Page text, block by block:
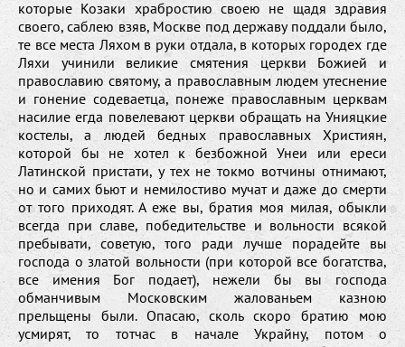
которые Козаки храбростию своею не щадя здравия
своего, саблею взяв, Москве под державу поддали было,
те все места Ляхом в руки отдала, в которых городех где
Ляхи учинили великие смятения церкви Божией и
православию святому, а православным людем утеснение
и гонение содеваетца, понеже православным церквам
насилие егда повелевают церкви обращать на Унияцкие
костелы, а людей бедных православных Християн,
которой бы не хотел к безбожной Унеи или ереси
Латинской пристати, у тех не токмо вотчины отнимают,
но и самих бьют и немилостиво мучат и даже до смерти
от того приходят. А еже вы, братия моя милая, обыкли
всегда при славе, победительстве и вольности всякой
пребывати, советую, того ради лучше порадейте вы
господа о златой вольности (при которой все богатства,
все имения Бог подает), нежели бы вы господа
обманчивым Московским жалованьем казною
прельщены были. Опасаю, сколь скоро братию мою
усмирят, то тотчас в начале Украйну, потом о